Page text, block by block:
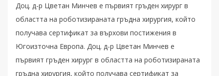
Доц. д-р Цветан Минчев е първият гръден хирург в
областта на роботизираната гръдна хирургия, който
получава сертификат за върхови постижения в
Югоизточна Европа. Доц. д-р Цветан Минчев е
първият гръден хирург в областта на роботизираната
гръдна хирургия, който получава сертификат за